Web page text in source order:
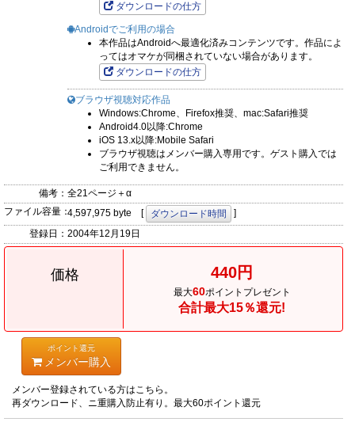
ダウンロードの仕方
Androidでご利用の場合
本作品はAndroidへ最適化済みコンテンツです。作品によ
ってはオマケが同梱されていない場合があります。
ダウンロードの仕方
ブラウザ視聴対応作品
Windows:Chrome、Firefox推奨、mac:Safari推奨
Android4.0以降:Chrome
iOS 13.x以降:Mobile Safari
ブラウザ視聴はメンバー購入専用です。ゲスト購入では
ご利用できません。
備考： 全21ページ＋α
ファイル容量：4,597,975 byte [ ダウンロード時間
]
登録日： 2004年12月19日
価格 440円
最大60ポイントプレゼント
合計最大15％還元!
ポイント還元
メンバー購入
メンバー登録されている方はこちら。
再ダウンロード、ニ重購入防止有り。最大60ポイント還元